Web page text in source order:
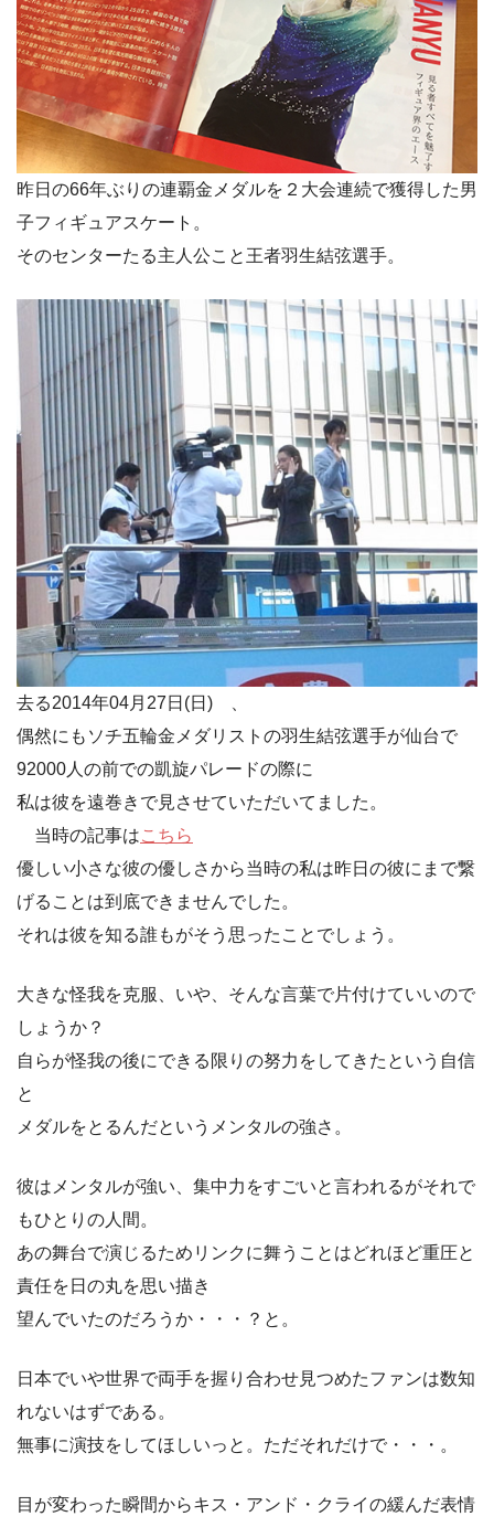
昨日の66年ぶりの連覇金メダルを２大会連続で獲得した男
子フィギュアスケート。
そのセンターたる主人公こと王者羽生結弦選手。
去る2014年04月27日(日) 、
偶然にもソチ五輪金メダリストの羽生結弦選手が仙台で
92000人の前での凱旋パレードの際に
私は彼を遠巻きで見させていただいてました。
当時の記事はこちら
優しい小さな彼の優しさから当時の私は昨日の彼にまで繋
げることは到底できませんでした。
それは彼を知る誰もがそう思ったことでしょう。
大きな怪我を克服、いや、そんな言葉で片付けていいので
しょうか？
自らが怪我の後にできる限りの努力をしてきたという自信
と
メダルをとるんだというメンタルの強さ。
彼はメンタルが強い、集中力をすごいと言われるがそれで
もひとりの人間。
あの舞台で演じるためリンクに舞うことはどれほど重圧と
責任を日の丸を思い描き
望んでいたのだろうか・・・？と。
日本でいや世界で両手を握り合わせ見つめたファンは数知
れないはずである。
無事に演技をしてほしいっと。ただそれだけで・・・。
目が変わった瞬間からキス・アンド・クライの緩んだ表情